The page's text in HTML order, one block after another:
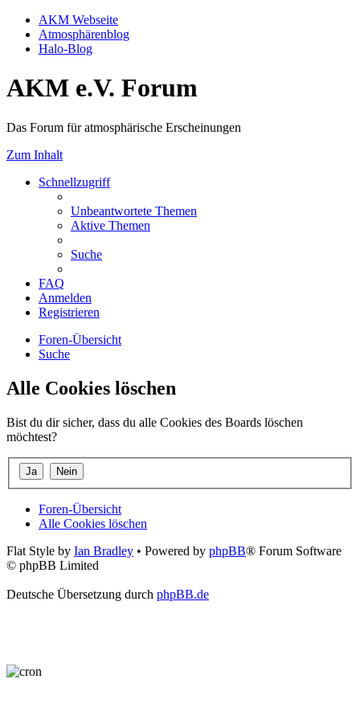
AKM Webseite
Atmosphärenblog
Halo-Blog
AKM e.V. Forum
Das Forum für atmosphärische Erscheinungen
Zum Inhalt
Schnellzugriff
Unbeantwortete Themen
Aktive Themen
Suche
FAQ
Anmelden
Registrieren
Foren-Übersicht
Suche
Alle Cookies löschen
Bist du dir sicher, dass du alle Cookies des Boards löschen
möchtest?
Foren-Übersicht
Alle Cookies löschen
Flat Style by Ian Bradley • Powered by phpBB® Forum Software
© phpBB Limited
Deutsche Übersetzung durch phpBB.de